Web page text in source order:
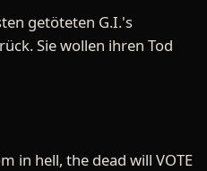
getöteten G.I.'s
Sie wollen ihren Tod
in hell, the dead will VOTE